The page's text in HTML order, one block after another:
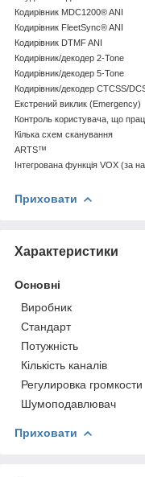
Кодирівник MDC1200® ANI
Кодирівник FleetSync® ANI
Кодирівник DTMF ANI
Кодирівник/декодер 2-Tone
Кодирівник/декодер 5-Tone
Кодирівник/декодер CTCSS/
Екстрений виклик (Emergency)
Контроль користувача, що
Кілька схем сканування
ARTS™
Інтегрована функція VOX (за
Приховати
Характеристики
Основні
Виробник
Стандарт
Потужність
Кількість каналів
Регулировка громкости
Шумоподавлювач
Приховати